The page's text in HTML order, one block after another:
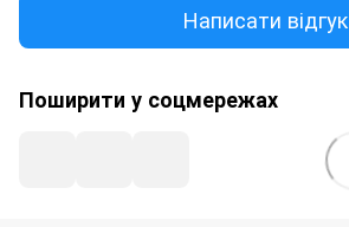
Написати відгук
Поширити у соцмережах